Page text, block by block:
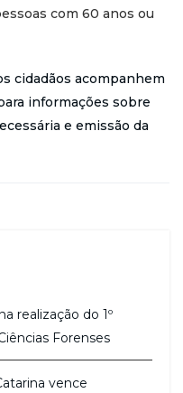
com 60 anos ou
cidadãos acompanhem
informações sobre
e emissão da
realização do 1º
Forenses
vence